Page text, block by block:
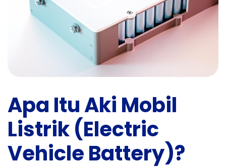
Apa Itu Aki Mobil
Listrik (Electric
Vehicle Battery)?